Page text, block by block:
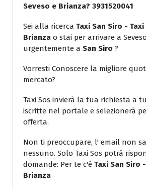
Seveso e Brianza? 3931520041
Sei alla ricerca Taxi San Siro -
Brianza o stai per arrivare a
urgentemente a San Siro ?
Vorresti Conoscere la migliore
mercato?
Taxi Sos invierà la tua richiesta a
iscritte nel portale e selezionerà
offerta.
Non ti preoccupare, l' email non
nessuno. Solo Taxi Sos potrà
domande: Per te c'è Taxi San Siro
Brianza